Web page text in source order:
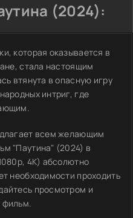
(2024):
которая оказывается в
стала настоящим
втянута в опасную игру
интриг, где
всем желающим
"Паутина" (2024) в
4K) абсолютно
необходимости проходить
просмотром и
фильм.